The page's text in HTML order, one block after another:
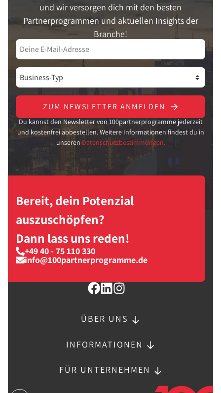
und wir versorgen dich mit den besten
Partnerprogrammen und aktuellen Insights der
Branche!
ZUM NEWSLETTER ANMELDEN
Du kannst den Newsletter von 100partnerprogramme jederzeit
und kostenfrei abbestellen. Weitere Informationen findest du in
unseren Datenschutzbestimmungen.
Bereit, dein Potenzial
auszuschöpfen?
Dann lass uns reden!
+49 40 - 75 110 330
info@100partnerprogramme.de
ÜBER UNS
INFORMATIONEN
FÜR UNTERNEHMEN